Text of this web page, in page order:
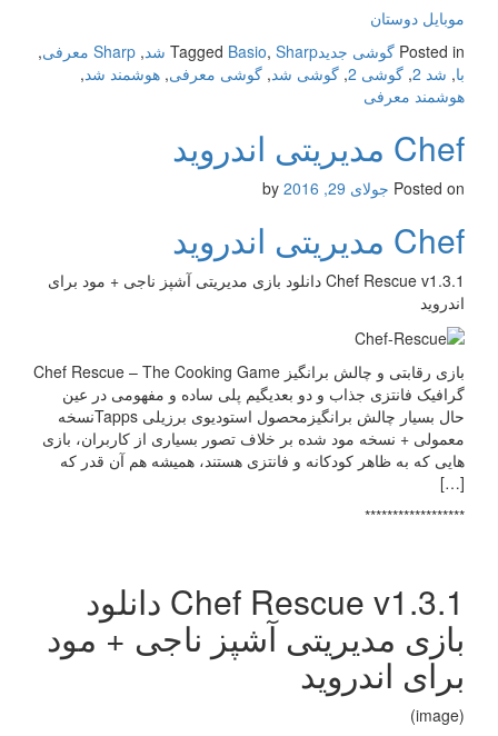
موبایل دوستان
Posted in گوشی جدید Tagged Basio, Sharp شد , Sharp معرفی
,
با, شد 2 , گوشی 2 , گوشی شد, گوشی معرفی, هوشمند شد,
هوشمند معرفی
Chef مدیریتی اندروید
Posted on جولای 29, 2016
Chef مدیریتی اندروید
Chef Rescue v1.3.1 دانلود بازی مدیریتی آشپز ناجی + مود برای
اندروید
بازی رقابتی و چالش برانگیز Chef Rescue – The Cooking Game
گرافیک فانتزی جذاب و دو بعدیگیم پلی ساده و مفهومی در عین
حال بسیار چالش برانگیزمحصول استودیوی برزیلی Tappsنسخه
معمولی + نسخه مود شده بر خلاف تصور بسیاری از کاربران، بازی
هایی که به ظاهر کودکانه و فانتزی هستند، همیشه هم آن قدر که
[…]
******************
Chef Rescue v1.3.1 دانلود
بازی مدیریتی آشپز ناجی + مود
برای اندروید
(image)